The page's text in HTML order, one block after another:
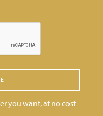
you want, at no cost.